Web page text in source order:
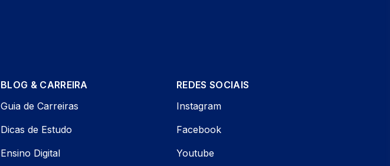
BLOG & CARREIRA
Guia de Carreiras
Dicas de Estudo
Ensino Digital
REDES SOCIAIS
Instagram
Facebook
Youtube